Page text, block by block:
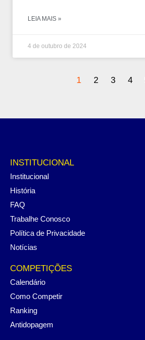
LEIA MAIS »
4 de outubro de 2024
1 2 3 4
INSTITUCIONAL
Institucional
História
FAQ
Trabalhe Conosco
Política de Privacidade
Notícias
COMPETIÇÕES
Calendário
Como Competir
Ranking
Antidopagem